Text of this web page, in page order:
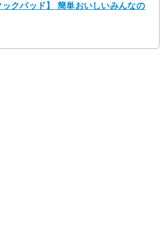
パッド】 簡単おいしいみんなの